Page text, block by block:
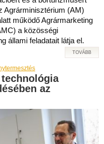
Agrárminisztérium (AM)
működő Agrármarketing
a közösségi
állami feladatait látja el.
TOVÁBB
az